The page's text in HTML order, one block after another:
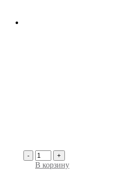
- +
В корзину